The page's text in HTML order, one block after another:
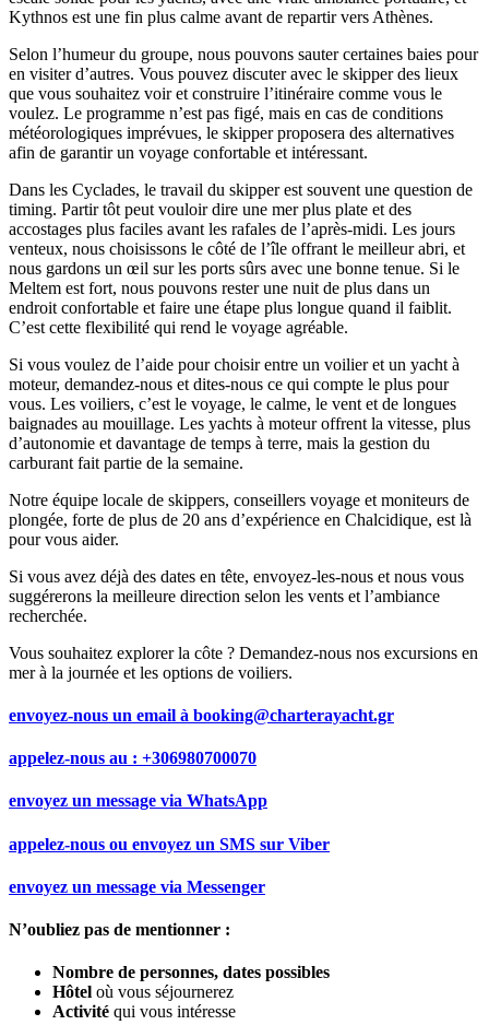
Kythnos est une fin plus calme avant de repartir vers Athènes.
Selon l’humeur du groupe, nous pouvons sauter certaines baies pour
en visiter d’autres. Vous pouvez discuter avec le skipper des lieux
que vous souhaitez voir et construire l’itinéraire comme vous le
voulez. Le programme n’est pas figé, mais en cas de conditions
météorologiques imprévues, le skipper proposera des alternatives
afin de garantir un voyage confortable et intéressant.
Dans les Cyclades, le travail du skipper est souvent une question de
timing. Partir tôt peut vouloir dire une mer plus plate et des
accostages plus faciles avant les rafales de l’après-midi. Les jours
venteux, nous choisissons le côté de l’île offrant le meilleur abri, et
nous gardons un œil sur les ports sûrs avec une bonne tenue. Si le
Meltem est fort, nous pouvons rester une nuit de plus dans un
endroit confortable et faire une étape plus longue quand il faiblit.
C’est cette flexibilité qui rend le voyage agréable.
Si vous voulez de l’aide pour choisir entre un voilier et un yacht à
moteur, demandez-nous et dites-nous ce qui compte le plus pour
vous. Les voiliers, c’est le voyage, le calme, le vent et de longues
baignades au mouillage. Les yachts à moteur offrent la vitesse, plus
d’autonomie et davantage de temps à terre, mais la gestion du
carburant fait partie de la semaine.
Notre équipe locale de skippers, conseillers voyage et moniteurs de
plongée, forte de plus de 20 ans d’expérience en Chalcidique, est là
pour vous aider.
Si vous avez déjà des dates en tête, envoyez-les-nous et nous vous
suggérerons la meilleure direction selon les vents et l’ambiance
recherchée.
Vous souhaitez explorer la côte ? Demandez-nous nos excursions en
mer à la journée et les options de voiliers.
envoyez-nous un email à booking@charterayacht.gr
appelez-nous au : +306980700070
envoyez un message via WhatsApp
appelez-nous ou envoyez un SMS sur Viber
envoyez un message via Messenger
N’oubliez pas de mentionner :
Nombre de personnes, dates possibles
Hôtel où vous séjournerez
Activité qui vous intéresse